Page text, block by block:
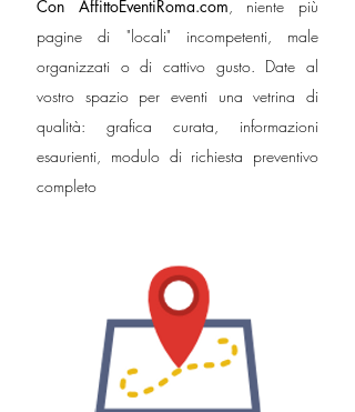
Con AffittoEventiRoma.com, niente più
pagine di "locali" incompetenti, male
organizzati o di cattivo gusto. Date al
vostro spazio per eventi una vetrina di
qualità: grafica curata, informazioni
esaurienti, modulo di richiesta preventivo
completo